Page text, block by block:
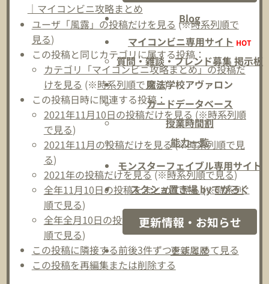
Blog
マイコンビニ専用サイト HOT
質問・雑談・フレンド募集 掲示板
魔法学校アヴァロン
カードデータベース
授業時間割
能力一覧
モンスターフェイブル専用サイト
スクショ置き場 byてがろぐ
更新情報・お知らせ
更新履歴
｜マイコンビニ攻略まとめ
ユーザ「風露」の投稿だけを見る (※時系列順で
見る)
この投稿と同じカテゴリに属する投稿：
カテゴリ「マイコンビニ攻略まとめ」の投稿だ
けを見る (※時系列順で見る)
この投稿日時に関連する投稿：
2021年11月10日の投稿だけを見る (※時系列順
で見る)
2021年11月の投稿だけを見る(※時系列順で見
る)
2021年の投稿だけを見る(※時系列順で見る)
全年11月10日の投稿をまとめて見る (※時系列
順で見る)
全年全月10日の投稿をまとめて見る(※時系列
順で見る)
この投稿に隣接する前後3件ずつをまとめて見る
この投稿を再編集または削除する